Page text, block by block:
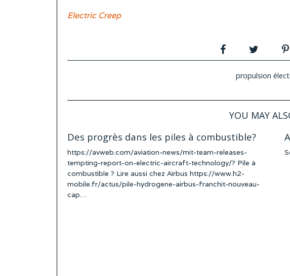
Electric Creep
propulsion
YOU MAY
Des progrès dans les piles à combustible?
https://avweb.com/aviation-news/mit-team-releases-
tempting-report-on-electric-aircraft-technology/? Pile à
combustible ? Lire aussi chez Airbus https://www.h2-
mobile.fr/actus/pile-hydrogene-airbus-franchit-nouveau-
cap…